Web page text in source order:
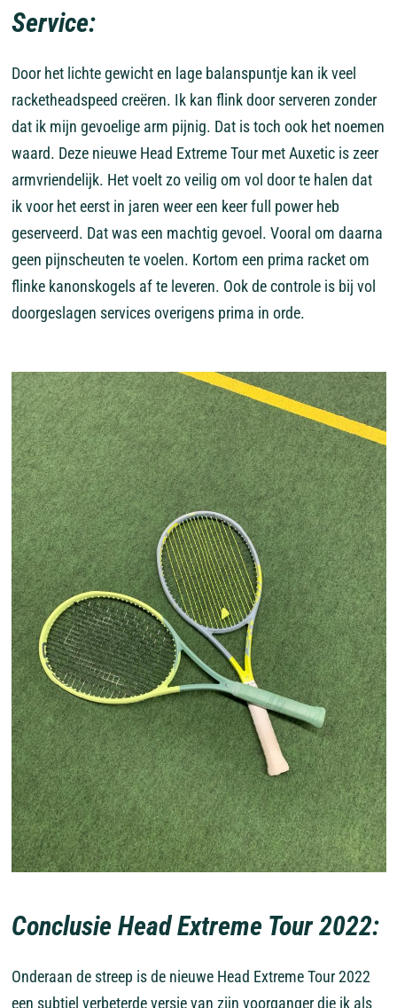
Service:
Door het lichte gewicht en lage balanspuntje kan ik veel
racketheadspeed creëren. Ik kan flink door serveren zonder
dat ik mijn gevoelige arm pijnig. Dat is toch ook het noemen
waard. Deze nieuwe Head Extreme Tour met Auxetic is zeer
armvriendelijk. Het voelt zo veilig om vol door te halen dat
ik voor het eerst in jaren weer een keer full power heb
geserveerd. Dat was een machtig gevoel. Vooral om daarna
geen pijnscheuten te voelen. Kortom een prima racket om
flinke kanonskogels af te leveren. Ook de controle is bij vol
doorgeslagen services overigens prima in orde.
Conclusie Head Extreme Tour 2022:
Onderaan de streep is de nieuwe Head Extreme Tour 2022
een subtiel verbeterde versie van zijn voorganger die ik als